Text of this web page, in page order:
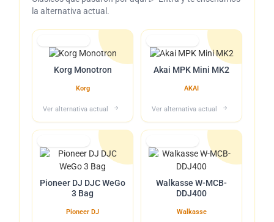
la alternativa actual.
Korg Monotron
Korg
Ver alternativa actual
Akai MPK Mini MK2
AKAI
Ver alternativa actual
Pioneer DJ DJC WeGo
3 Bag
Pioneer DJ
Walkasse W-MCB-
DDJ400
Walkasse